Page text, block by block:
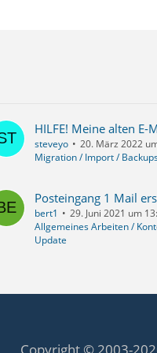
steveyo
20. März 2022
Migration / Import /
bert1
29. Juni 2021 um
Allgemeines Arbeiten /
Update